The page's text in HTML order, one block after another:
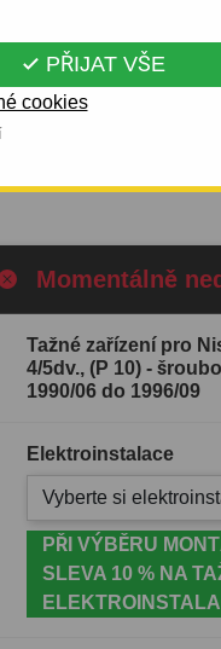
 PŘIJAT VŠE
cookies
zařízení se
typ karoserie: 4/
06 do 1996/09.
Momentálně
Tažné zařízení pro
4/5dv., (P 10) -
1990/06 do 1996/09
Elektroinstalace
Vyberte si
PŘI VÝBĚRU
SLEVA 10 % NA